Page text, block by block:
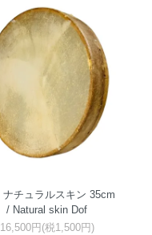
ナチュラルスキン 35cm
/ Natural skin Dof
16,500円(税1,500円)